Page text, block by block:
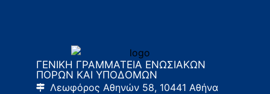
ΓΕΝΙΚΗ ΓΡΑΜΜΑΤΕΙΑ ΕΝΩΣΙΑΚΩΝ
ΠΟΡΩΝ ΚΑΙ ΥΠΟΔΟΜΩΝ
Λεωφόρος Αθηνών 58, 10441 Αθήνα